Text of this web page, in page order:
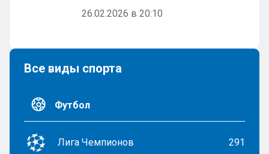
26.02.2026 в 20:10
Все виды спорта
Футбол
Лига Чемпионов 291